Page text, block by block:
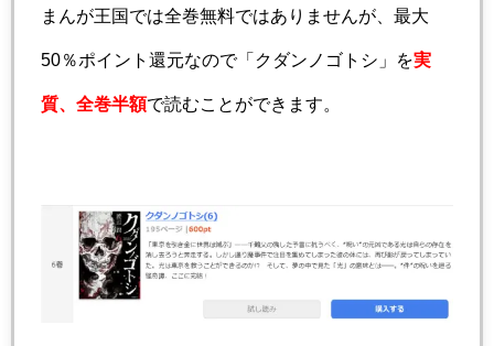
まんが王国では全巻無料ではありませんが、最大
50％ポイント還元なので「クダンノゴトシ」を実
質、全巻半額で読むことができます。